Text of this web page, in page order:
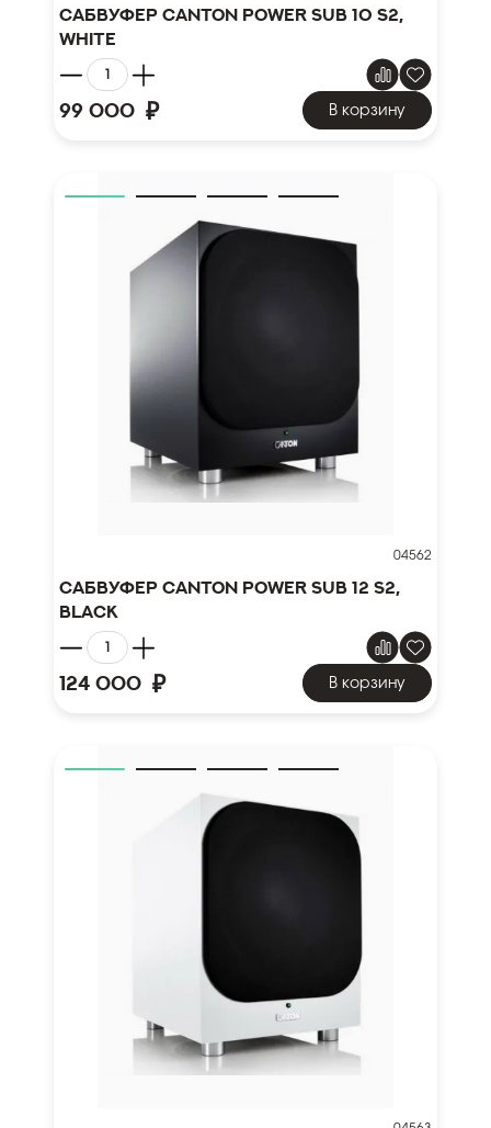
Сабвуфер Canton Power Sub 10 S2,
white
99 000 ₽ В корзину
04562
Сабвуфер Canton Power Sub 12 S2,
black
124 000 ₽ В корзину